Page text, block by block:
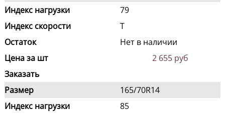
Индекс нагрузки
79
Индекс скорости
T
Остаток
Нет в наличии
Цена за шт
2 655 руб
Заказать
Размер
165/70R14
Индекс нагрузки
85